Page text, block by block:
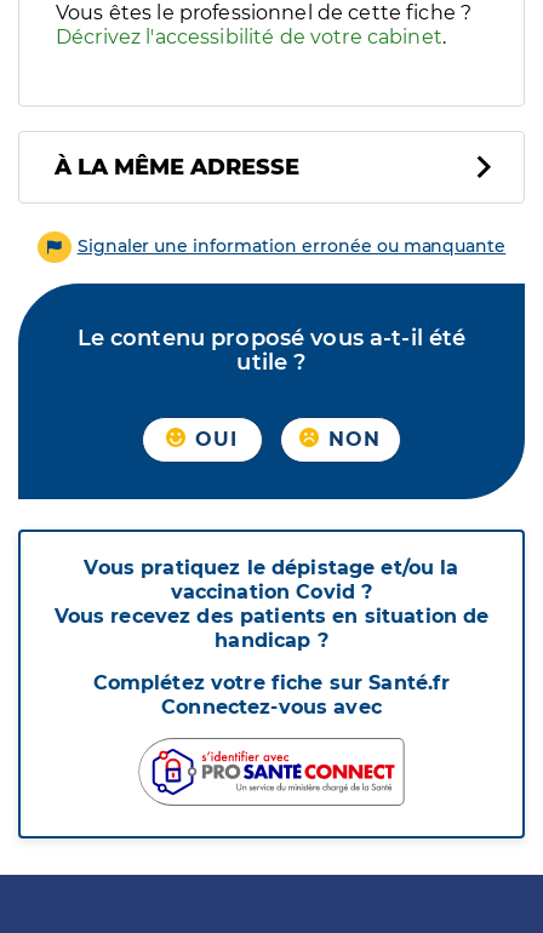
Vous êtes le professionnel de cette fiche ?
Décrivez l'accessibilité de votre cabinet.
À LA MÊME ADRESSE
Signaler une information erronée ou manquante
Le contenu proposé vous a-t-il été
utile ?
OUI NON
Vous pratiquez le dépistage et/ou la
vaccination Covid ?
Vous recevez des patients en situation de
handicap ?
Complétez votre fiche sur Santé.fr
Connectez-vous avec